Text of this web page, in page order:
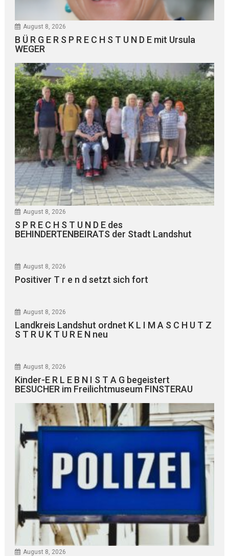
August 8, 2026
B Ü R G E R S P R E C H S T U N D E mit Ursula
WEGER
August 8, 2026
S P R E C H S T U N D E des
BEHINDERTENBEIRATS der Stadt Landshut
August 8, 2026
Positiver T r e n d setzt sich fort
August 8, 2026
Landkreis Landshut ordnet K L I M A S C H U T Z
S T R U K T U R E N neu
August 8, 2026
Kinder-E R L E B N I S T A G begeistert
BESUCHER im Freilichtmuseum FINSTERAU
August 8, 2026